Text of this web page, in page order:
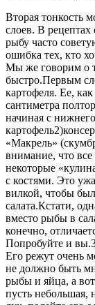
Вторая тонкость
слоев. В
рыбу часто
ошибка тех, кто
Мы же говорим о
быстро.Первым
картофеля. Ее,
сантиметра
начиная с
«Макрель»
внимание, что
некоторые
с костями. Это
вилкой, чтобы
салата.Кстати,
вместо рыбы в
конечно,
Попробуйте и
Его режут очень
не должно быть
рыбы и яйца, а
пусть небольшая,